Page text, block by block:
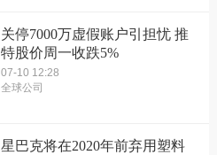
关停7000万虚假账户引担忧 推
特股价周一收跌5%
07-10 12:28
全球公司
星巴克将在2020年前弃用塑料